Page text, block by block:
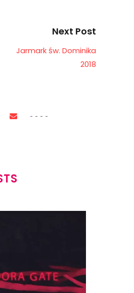
Next Post
Jarmark św. Dominika
2018